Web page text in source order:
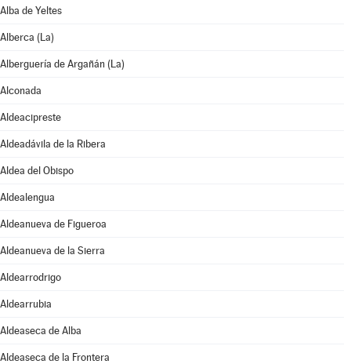
Alba de Yeltes
Alberca (La)
Alberguería de Argañán (La)
Alconada
Aldeacipreste
Aldeadávila de la Ribera
Aldea del Obispo
Aldealengua
Aldeanueva de Figueroa
Aldeanueva de la Sierra
Aldearrodrigo
Aldearrubia
Aldeaseca de Alba
Aldeaseca de la Frontera